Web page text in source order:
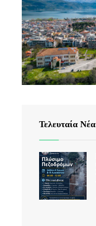
Τελευταία Νέα